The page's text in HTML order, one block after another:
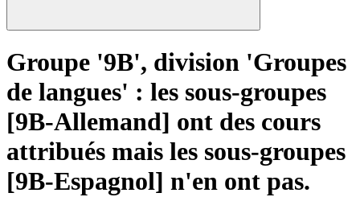
Groupe '9B', division 'Groupes
de langues' : les sous-groupes
[9B-Allemand] ont des cours
attribués mais les sous-groupes
[9B-Espagnol] n'en ont pas.